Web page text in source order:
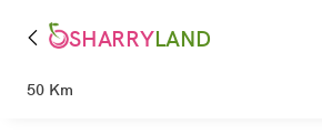
SHARRYLAND
50 Km